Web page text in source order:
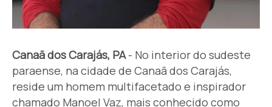
Canaã dos Carajás, PA- No interior do sudeste
paraense, na cidade de Canaã dos Carajás,
reside um homem multifacetado e inspirador
chamado Manoel Vaz, mais conhecido como